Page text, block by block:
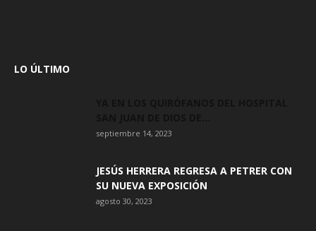
LO ÚLTIMO
septiembre 14, 2023
JESÚS HERRERA REGRESA A PETRER CON
SU NUEVA EXPOSICIÓN
agosto 30, 2023